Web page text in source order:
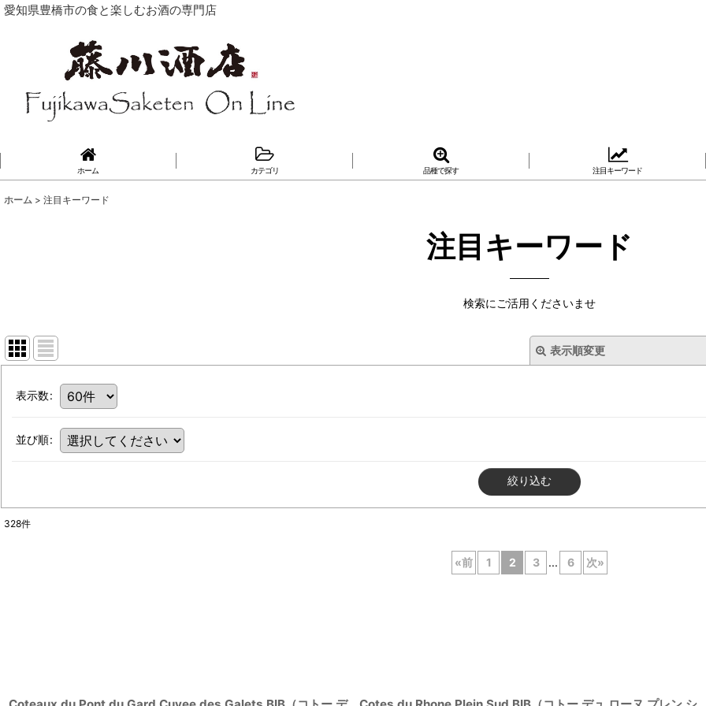
愛知県豊橋市の食と楽しむお酒の専門店
ホーム カテゴリ 品種で探す 注目キーワード
ホーム > 注目キーワード
注目キーワード
検索にご活用くださいませ
表示順変更
表示数:
並び順:
絞り込む
328件
«前 1 2 3 ... 6 次»